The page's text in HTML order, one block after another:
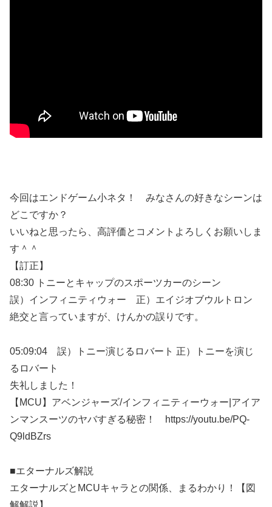
今回はエンドゲーム小ネタ！ みなさんの好きなシーンは
どこですか？
いいねと思ったら、高評価とコメントよろしくお願いしま
す＾＾
【訂正】
08:30 トニーとキャップのスポーツカーのシーン
誤）インフィニティウォー 正）エイジオブウルトロン
絶交と言っていますが、けんかの誤りです。
05:09:04 誤）トニー演じるロバート 正）トニーを演じ
るロバート
失礼しました！
【MCU】アベンジャーズ/インフィニティーウォー|アイア
ンマンスーツのヤバすぎる秘密！ https://youtu.be/PQ-
Q9ldBZrs
■エターナルズ解説
エターナルズとMCUキャラとの関係、まるわかり！【図
解解説】